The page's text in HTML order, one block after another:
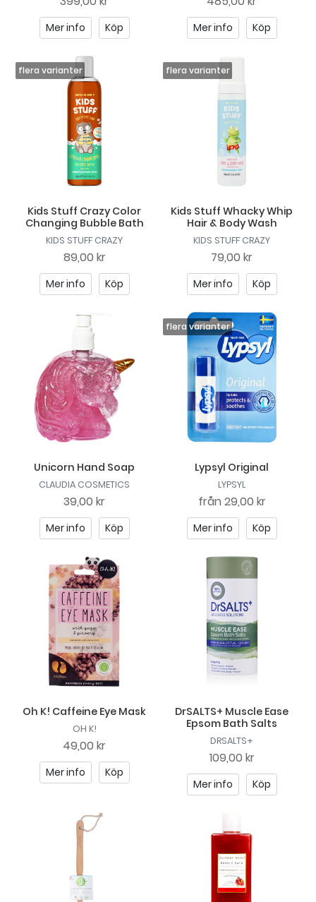
Mer info Köp Mer info Köp
Kids Stuff Crazy Color
Changing Bubble Bath
KIDS STUFF CRAZY
89,00 kr
Mer info Köp
Kids Stuff Whacky Whip
Hair & Body Wash
KIDS STUFF CRAZY
79,00 kr
Mer info Köp
Unicorn Hand Soap
CLAUDIA COSMETICS
39,00 kr
Mer info Köp
Lypsyl Original
LYPSYL
från 29,00 kr
Mer info Köp
Oh K! Caffeine Eye Mask
OH K!
49,00 kr
Mer info Köp
DrSALTS+ Muscle Ease
Epsom Bath Salts
DRSALTS+
109,00 kr
Mer info Köp